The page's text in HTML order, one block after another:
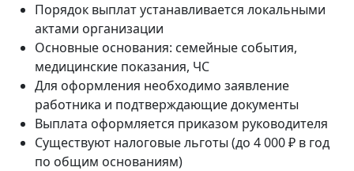
Порядок выплат устанавливается локальными
актами организации
Основные основания: семейные события,
медицинские показания, ЧС
Для оформления необходимо заявление
работника и подтверждающие документы
Выплата оформляется приказом руководителя
Существуют налоговые льготы (до 4 000 ₽ в год
по общим основаниям)